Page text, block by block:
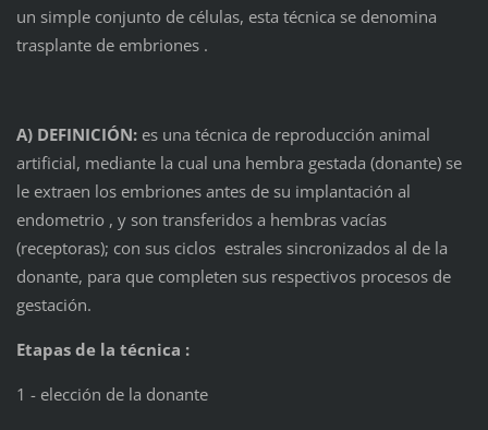
un simple conjunto de células, esta técnica se denomina
trasplante de embriones .
A) DEFINICIÓN: es una técnica de reproducción animal
artificial, mediante la cual una hembra gestada (donante) se
le extraen los embriones antes de su implantación al
endometrio , y son transferidos a hembras vacías
(receptoras); con sus ciclos estrales sincronizados al de la
donante, para que completen sus respectivos procesos de
gestación.
Etapas de la técnica :
1 - elección de la donante